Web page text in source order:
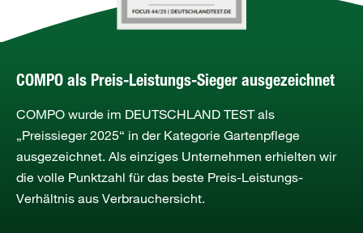
COMPO als Preis-Leistungs-Sieger ausgezeichnet
COMPO wurde im DEUTSCHLAND TEST als
„Preissieger 2025“ in der Kategorie Gartenpflege
ausgezeichnet. Als einziges Unternehmen erhielten wir
die volle Punktzahl für das beste Preis-Leistungs-
Verhältnis aus Verbrauchersicht.